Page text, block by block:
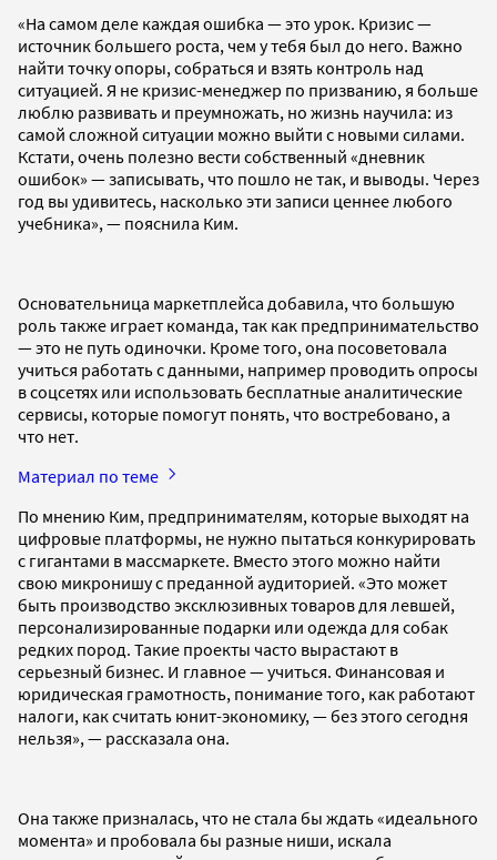
«На самом деле каждая ошибка — это урок. Кризис —
источник большего роста, чем у тебя был до него. Важно
найти точку опоры, собраться и взять контроль над
ситуацией. Я не кризис-менеджер по призванию, я больше
люблю развивать и преумножать, но жизнь научила: из
самой сложной ситуации можно выйти с новыми силами.
Кстати, очень полезно вести собственный «дневник
ошибок» — записывать, что пошло не так, и выводы. Через
год вы удивитесь, насколько эти записи ценнее любого
учебника», — пояснила Ким.
Основательница маркетплейса добавила, что большую
роль также играет команда, так как предпринимательство
— это не путь одиночки. Кроме того, она посоветовала
учиться работать с данными, например проводить опросы
в соцсетях или использовать бесплатные аналитические
сервисы, которые помогут понять, что востребовано, а
что нет.
Материал по теме
По мнению Ким, предпринимателям, которые выходят на
цифровые платформы, не нужно пытаться конкурировать
с гигантами в массмаркете. Вместо этого можно найти
свою микронишу с преданной аудиторией. «Это может
быть производство эксклюзивных товаров для левшей,
персонализированные подарки или одежда для собак
редких пород. Такие проекты часто вырастают в
серьезный бизнес. И главное — учиться. Финансовая и
юридическая грамотность, понимание того, как работают
налоги, как считать юнит-экономику, — без этого сегодня
нельзя», — рассказала она.
Она также призналась, что не стала бы ждать «идеального
момента» и пробовала бы разные ниши, искала